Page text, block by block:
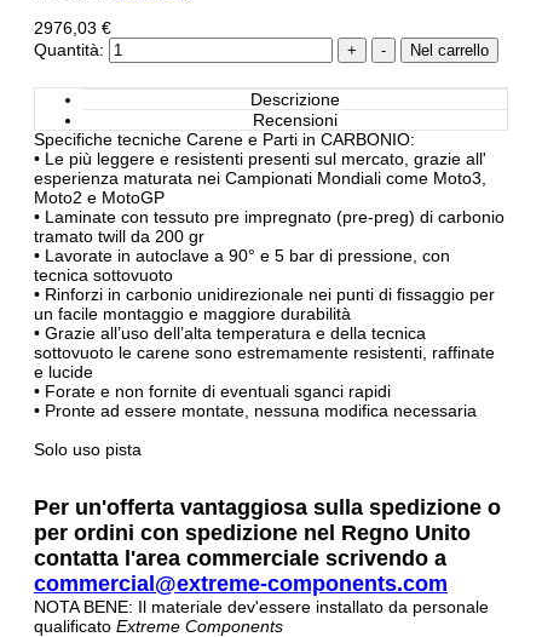
2976,03 €
Quantità:
Descrizione
Recensioni
Specifiche tecniche Carene e Parti in CARBONIO:
• Le più leggere e resistenti presenti sul mercato, grazie all'
esperienza maturata nei Campionati Mondiali come Moto3,
Moto2 e MotoGP
• Laminate con tessuto pre impregnato (pre-preg) di carbonio
tramato twill da 200 gr
• Lavorate in autoclave a 90° e 5 bar di pressione, con
tecnica sottovuoto
• Rinforzi in carbonio unidirezionale nei punti di fissaggio per
un facile montaggio e maggiore durabilità
• Grazie all’uso dell’alta temperatura e della tecnica
sottovuoto le carene sono estremamente resistenti, raffinate
e lucide
• Forate e non fornite di eventuali sganci rapidi
• Pronte ad essere montate, nessuna modifica necessaria
Solo uso pista
Per un'offerta vantaggiosa sulla spedizione o
per ordini con spedizione nel Regno Unito
contatta l'area commerciale scrivendo a
commercial@extreme-components.com
NOTA BENE: Il materiale dev'essere installato da personale
qualificato Extreme Components